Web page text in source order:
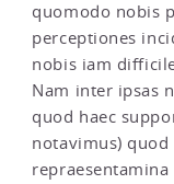
quomodo nobis
perceptiones
nobis iam
Nam inter ipsas
quod haec
notavimus)